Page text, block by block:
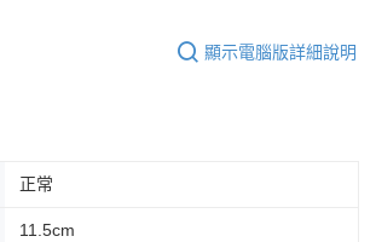
顯示電腦版詳細說明
正常
11.5cm